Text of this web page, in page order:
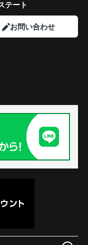
えた良い選択だった
テート
お問い合わせ